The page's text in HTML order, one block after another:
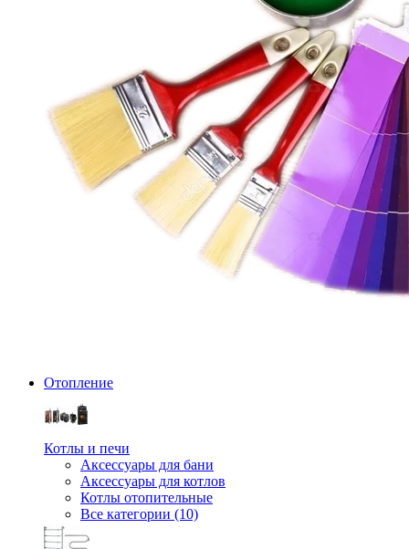
Отопление
Котлы и печи
Аксессуары для бани
Аксессуары для котлов
Котлы отопительные
Все категории (10)